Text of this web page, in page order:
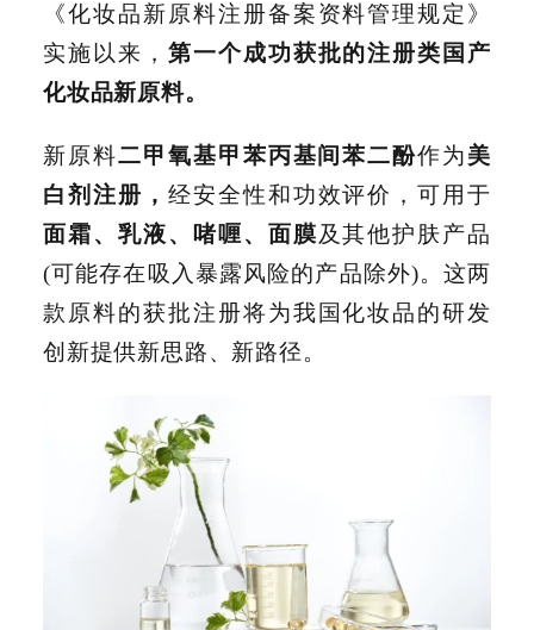
《化妆品新原料注册备案资料管理规定》
实施以来， 第一个成功获批的注册类国产
化妆品新原料。
新原料二甲氧基甲苯丙基间苯二酚作为美
白剂注册， 经安全性和功效评价，可用于
面霜、乳液、啫喱、面膜及其他护肤产品
(可能存在吸入暴露风险的产品除外)。这两
款原料的获批注册将为我国化妆品的研发
创新提供新思路、新路径。